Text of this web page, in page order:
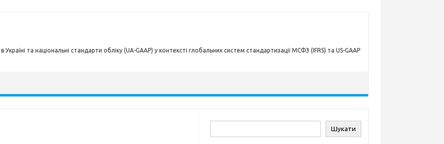
та національні стандарти обліку (UA-GAAP) у контексті глобальних систем стандартизації МСФЗ (IFRS) та US-GAAP
Шукати